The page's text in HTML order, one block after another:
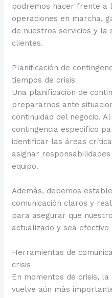
podremos hacer frente a
operaciones en marcha,
de nuestros servicios y la
clientes.
Planificación de
tiempos de crisis
Una planificación de
prepararnos ante
continuidad del negocio.
contingencia específico
identificar las áreas
asignar
equipo.
Además, debemos
comunicación claros y
para asegurar que
actualizado y sea
Herramientas de
crisis
En momentos de crisis, la
vuelve aún más